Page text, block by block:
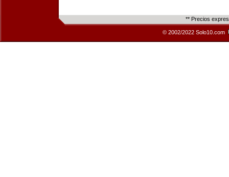
** Precios
© 2002/2022 Solo10.com